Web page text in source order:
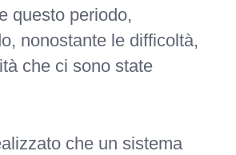
questo periodo,
nonostante le difficoltà,
che ci sono state
che un sistema